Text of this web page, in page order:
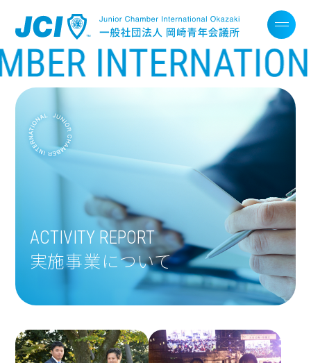
ACTIVITY REPORT
実施事業について